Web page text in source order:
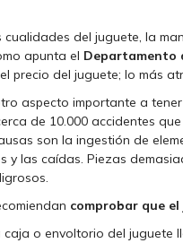
del juguete, la
apunta el Departamento
precio del juguete; lo más
aspecto importante a
de 10.000 accidentes
son la ingestión de
y las caídas. Piezas
comprobar que
o envoltorio del juguete